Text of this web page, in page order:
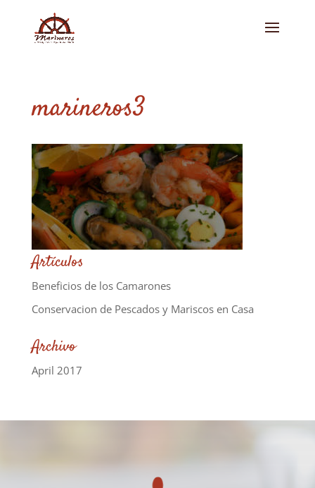
marineros3
Artículos
Beneficios de los Camarones
Conservacion de Pescados y Mariscos en Casa
Archivo
April 2017